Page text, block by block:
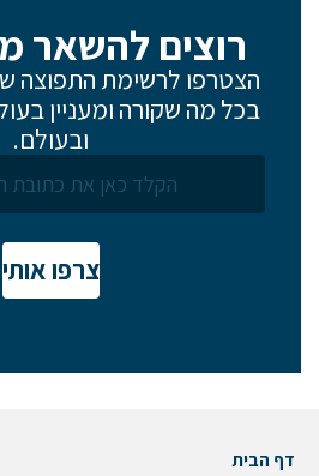
רוצים להשאר
הצטרפו לרשימת התפוצה
בכל מה שקורה ומעניין
ובעולם.
צרפו אותי
דף הבית